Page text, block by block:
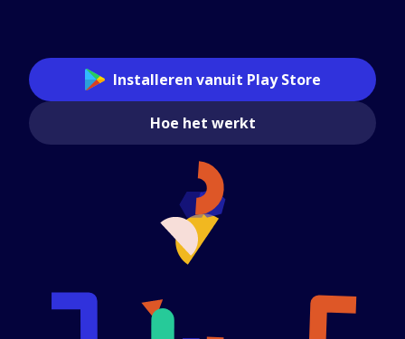
Installeren vanuit Play Store
Hoe het werkt